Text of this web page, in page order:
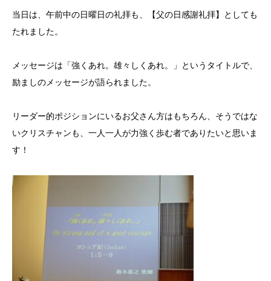
当日は、午前中の日曜日の礼拝も、【父の日感謝礼拝】としても
たれました。
メッセージは「強くあれ。雄々しくあれ。」というタイトルで、
励ましのメッセージが語られました。
リーダー的ポジションにいるお父さん方はもちろん、そうではな
いクリスチャンも、一人一人が力強く歩む者でありたいと思いま
す！